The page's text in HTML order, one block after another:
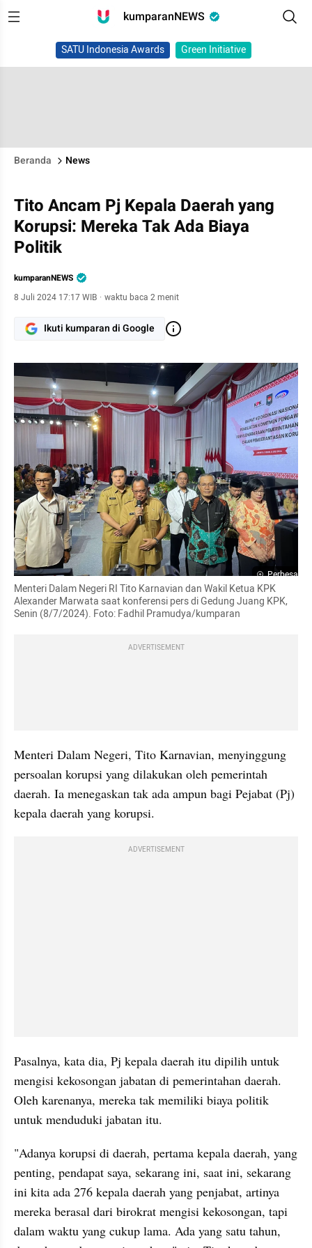
kumparanNEWS
SATU Indonesia Awards Green Initiative
Beranda News
Tito Ancam Pj Kepala Daerah yang
Korupsi: Mereka Tak Ada Biaya
Politik
kumparanNEWS
8 Juli 2024 17:17 WIB · waktu baca 2 menit
Ikuti kumparan di Google
Perbesar
Menteri Dalam Negeri RI Tito Karnavian dan Wakil Ketua KPK
Alexander Marwata saat konferensi pers di Gedung Juang KPK,
Senin (8/7/2024). Foto: Fadhil Pramudya/kumparan
ADVERTISEMENT
Menteri Dalam Negeri, Tito Karnavian, menyinggung
persoalan korupsi yang dilakukan oleh pemerintah
daerah. Ia menegaskan tak ada ampun bagi Pejabat (Pj)
kepala daerah yang korupsi.
ADVERTISEMENT
Pasalnya, kata dia, Pj kepala daerah itu dipilih untuk
mengisi kekosongan jabatan di pemerintahan daerah.
Oleh karenanya, mereka tak memiliki biaya politik
untuk menduduki jabatan itu.
"Adanya korupsi di daerah, pertama kepala daerah, yang
penting, pendapat saya, sekarang ini, saat ini, sekarang
ini kita ada 276 kepala daerah yang penjabat, artinya
mereka berasal dari birokrat mengisi kekosongan, tapi
dalam waktu yang cukup lama. Ada yang satu tahun,